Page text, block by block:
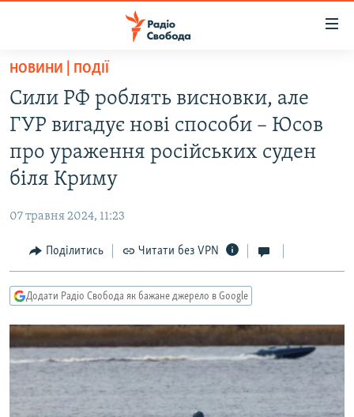
Перейти
основного
матеріалу
до
основної
Перейти
пошуку
РАДІО СВОБОДА – 70 РОКІВ
ПОЛІТИКА
СУСПІЛЬСТВО
КУЛЬТУРА
СПОРТ
ВІЙНА
ДОНБАС.РЕАЛІЇ
КРИМ.РЕАЛІЇ
ТИ ЯК?
КИТАЙ.ВИКЛИКИ
МУЛЬТИМЕДІА
ФОТО
НОВИНИ | ПОДІЇ
Сили РФ роблять висновки, але
ГУР вигадує нові способи – Юсов
про ураження російських суден
біля Криму
07 травня 2024, 11:23
Поділитись Читати без VPN
Додати Радіо Свобода як бажане джерело в Google